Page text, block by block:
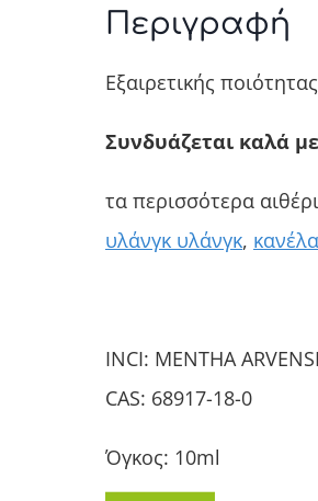
Περιγραφή
Εξαιρετικής
Συνδυάζεται καλά
τα περισσότερα
υλάνγκ υλάνγκ, κανέλα
INCI: MENTHA
CAS: 68917-18-0
Όγκος: 10ml